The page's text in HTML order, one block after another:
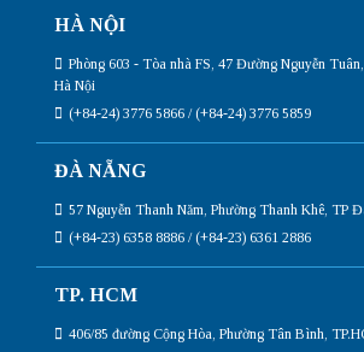
HÀ NỘI
Phòng 603 - Tòa nhà FS, 47 Đường Nguyễn
Hà Nội
(+84-24) 3776 5866 / (+84-24) 3776 5859
ĐÀ NẴNG
57 Nguyễn Thanh Năm, Phường Thanh Khê, TP
(+84-23) 6358 8886 / (+84-23) 6361 2886
TP. HCM
406/85 đường Cộng Hòa, Phường Tân Bình,